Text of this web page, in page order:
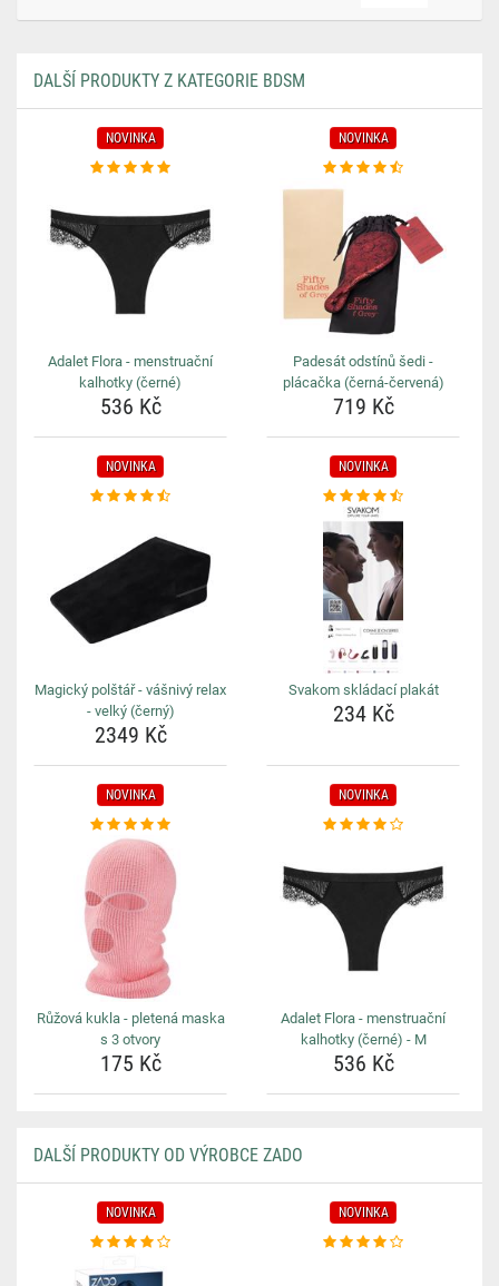
DALŠÍ PRODUKTY Z KATEGORIE BDSM
NOVINKA
Adalet Flora - menstruační
kalhotky (černé)
536 Kč
NOVINKA
Padesát odstínů šedi -
plácačka (černá-červená)
719 Kč
NOVINKA
Magický polštář - vášnivý relax
- velký (černý)
2349 Kč
NOVINKA
Svakom skládací plakát
234 Kč
NOVINKA
Růžová kukla - pletená maska
s 3 otvory
175 Kč
NOVINKA
Adalet Flora - menstruační
kalhotky (černé) - M
536 Kč
DALŠÍ PRODUKTY OD VÝROBCE ZADO
NOVINKA NOVINKA